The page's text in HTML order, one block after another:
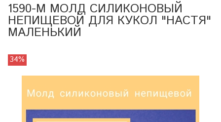
1590-М МОЛД СИЛИКОНОВЫЙ
НЕПИЩЕВОЙ ДЛЯ КУКОЛ "НАСТЯ"
МАЛЕНЬКИЙ
34%